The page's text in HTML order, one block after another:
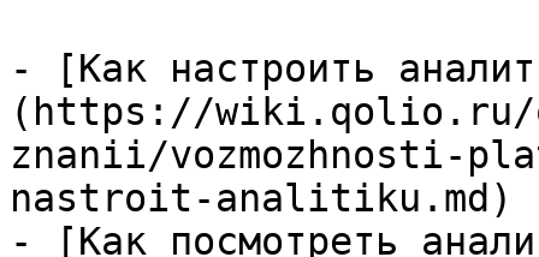
- [Как настроить
(https://wiki.qolio.ru/
znanii/vozmozhnosti-
nastroit-analitiku.md)
- [Как посмотреть